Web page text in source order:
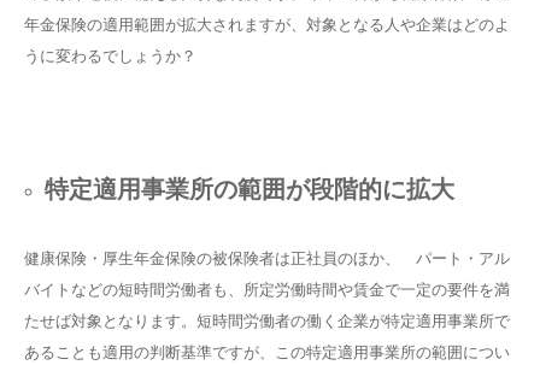
年金保険の適用範囲が拡大されますが、対象となる人や企業はどのよ
うに変わるでしょうか？
特定適用事業所の範囲が段階的に拡大
健康保険・厚生年金保険の被保険者は正社員のほか、 パート・アル
バイトなどの短時間労働者も、所定労働時間や賃金で一定の要件を満
たせば対象となります。短時間労働者の働く企業が特定適用事業所で
あることも適用の判断基準ですが、この特定適用事業所の範囲につい